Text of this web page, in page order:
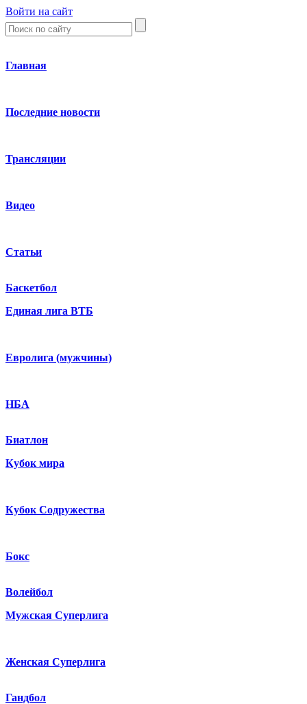
Войти на сайт
Главная
Последние новости
Трансляции
Видео
Статьи
Баскетбол
Единая лига ВТБ
Евролига (мужчины)
НБА
Биатлон
Кубок мира
Кубок Содружества
Бокс
Волейбол
Мужская Суперлига
Женская Суперлига
Гандбол